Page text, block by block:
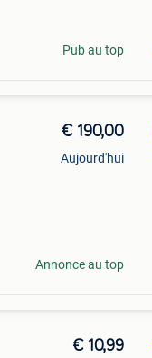
Pub au top
€ 190,00
Aujourd'hui
Annonce au top
€ 10,99